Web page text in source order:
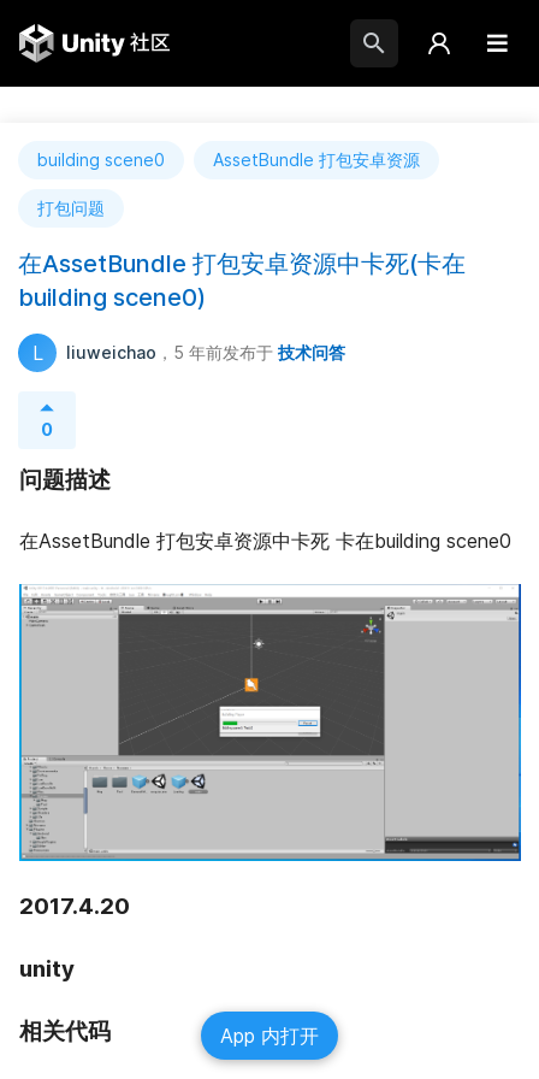
building scene0 AssetBundle 打包安卓资源
打包问题
在AssetBundle 打包安卓资源中卡死(卡在
building scene0)
L liuweichao ，5 年前发布于 技术问答
0
问题描述
在AssetBundle 打包安卓资源中卡死 卡在building scene0
2017.4.20
unity
相关代码 App 内打开